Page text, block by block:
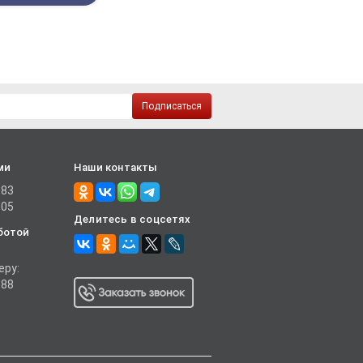
Подписаться
Наши контакты
Делитесь в соцсетях